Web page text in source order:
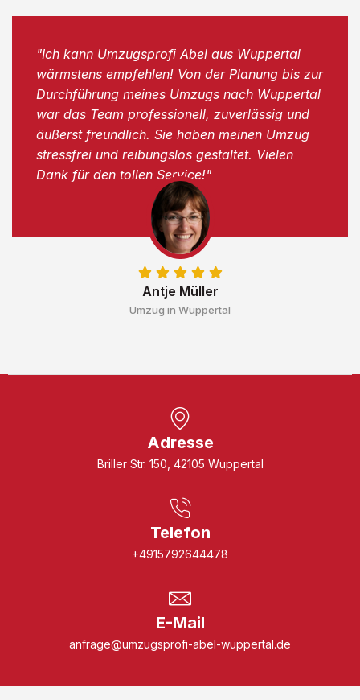
Antje Müller
Umzug in Wuppertal
"Ich kann Umzugsprofi Abel aus Wuppertal
wärmstens empfehlen! Von der Planung bis zur
Durchführung meines Umzugs nach Wuppertal
war das Team professionell, zuverlässig und
äußerst freundlich. Sie haben meinen Umzug
stressfrei und reibungslos gestaltet. Vielen
Dank für den tollen Service!"
Adresse
Briller Str. 150, 42105 Wuppertal
Telefon
+4915792644478
E-Mail
anfrage@umzugsprofi-abel-wuppertal.de